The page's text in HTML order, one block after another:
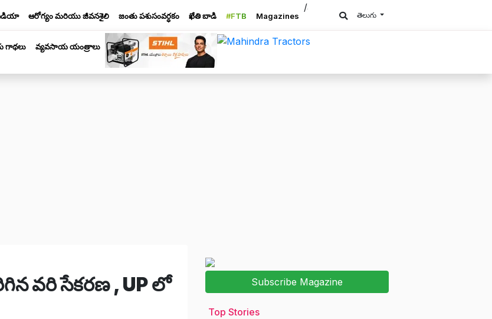
ఆరోగ్యం మరియు జీవనశైలి జంతు పశుసంవర్ధకం ఖేతి బాడి #FTB Magazines
/a>
తెలుగు
గాథలు వ్యవసాయ యంత్రాలు
వరి సేకరణ , UP లో
Subscribe Magazine
Top Stories